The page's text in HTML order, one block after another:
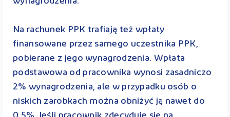
Na rachunek PPK trafiają też wpłaty
finansowane przez samego uczestnika PPK,
pobierane z jego wynagrodzenia. Wpłata
podstawowa od pracownika wynosi zasadniczo
2% wynagrodzenia, ale w przypadku osób o
niskich zarobkach można obniżyć ją nawet do